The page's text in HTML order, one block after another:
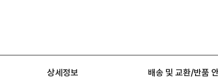
상세정보 배송 및 교환/반품